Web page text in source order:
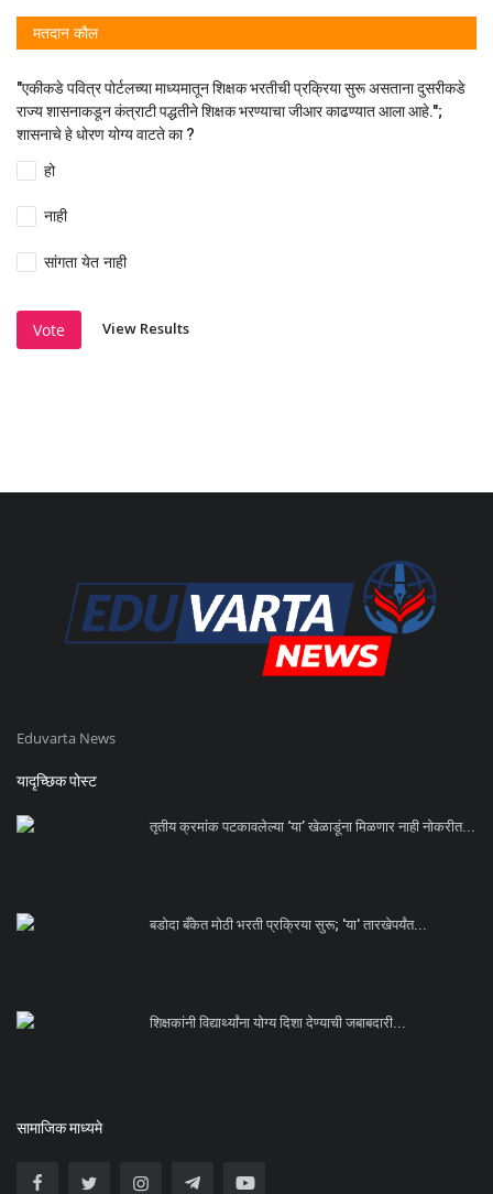
मतदान कौल
"एकीकडे पवित्र पोर्टलच्या माध्यमातून शिक्षक भरतीची प्रक्रिया सुरू असताना दुसरीकडे
राज्य शासनाकडून कंत्राटी पद्धतीने शिक्षक भरण्याचा जीआर काढण्यात आला आहे.";
शासनाचे हे धोरण योग्य वाटते का ?
हो
नाही
सांगता येत नाही
Vote View Results
Eduvarta News
यादृच्छिक पोस्ट
तृतीय क्रमांक पटकावलेल्या ‘या’ खेळाडूंना मिळणार नाही नोकरीत...
बडोदा बँकेत मोठी भरती प्रक्रिया सुरू; 'या' तारखेपर्यंत...
शिक्षकांनी विद्यार्थ्यांना योग्य दिशा देण्याची जबाबदारी...
सामाजिक माध्यमे